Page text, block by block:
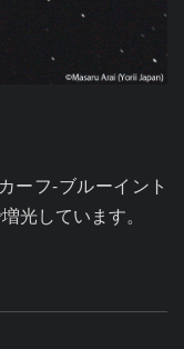
ーフ-ブルーイント
光しています。